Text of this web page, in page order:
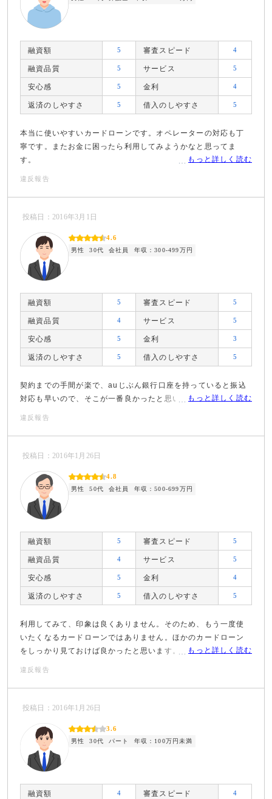
融資額 5 審査スピード 4
融資品質 5 サービス 5
安心感 5 金利 4
返済のしやすさ 5 借入のしやすさ 5
本当に使いやすいカードローンです。オペレーターの対応も丁
寧です。またお金に困ったら利用してみようかなと思ってま
す。
もっと詳しく読む
違反報告
投稿日：2016年3月1日
4.6
男性 30代 会社員 年収：300-499万円
融資額 5 審査スピード 5
融資品質 4 サービス 5
安心感 5 金利 3
返済のしやすさ 5 借入のしやすさ 5
契約までの手間が楽で、auじぶん銀行口座を持っていると振込
対応も早いので、そこが一番良かったと思います。もっと詳しく読む
違反報告
投稿日：2016年1月26日
4.8
男性 50代 会社員 年収：500-699万円
融資額 5 審査スピード 5
融資品質 4 サービス 5
安心感 5 金利 4
返済のしやすさ 5 借入のしやすさ 5
利用してみて、印象は良くありません。そのため、もう一度使
いたくなるカードローンではありません。ほかのカードローン
をしっかり見ておけば良かったと思います。
もっと詳しく読む
違反報告
投稿日：2016年1月26日
3.6
男性 30代 パート 年収：100万円未満
融資額 4 審査スピード 4